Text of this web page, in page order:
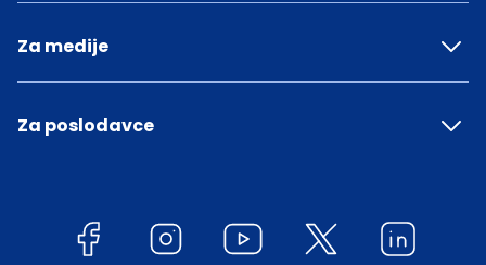
Za medije
Za poslodavce